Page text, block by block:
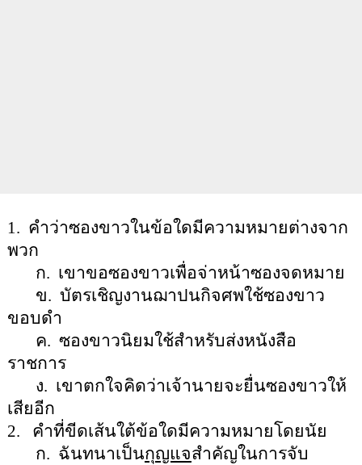
1. คำว่าซองขาวในข้อใดมีความหมายต่างจาก
พวก
ก. เขาขอซองขาวเพื่อจ่าหน้าซองจดหมาย
ข. บัตรเชิญงานฌาปนกิจศพใช้ซองขาว
ขอบดำ
ค. ซองขาวนิยมใช้สำหรับส่งหนังสือ
ราชการ
ง. เขาตกใจคิดว่าเจ้านายจะยื่นซองขาวให้
เสียอีก
2.
คำที่ขีดเส้นใต้ข้อใดมีความหมายโดยนัย
ก. ฉันทนาเป็นกุญแจสำคัญในการจับ